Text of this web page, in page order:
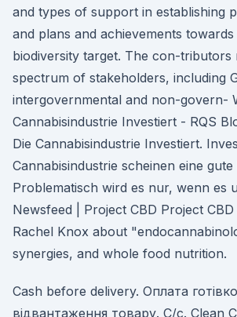
and types of support in establishing
and plans and achievements towards
biodiversity target. The con-tributors
spectrum of stakeholders, including
intergovernmental and non-govern-
Cannabisindustrie Investiert - RQS
Die Cannabisindustrie Investiert.
Cannabisindustrie scheinen eine gute
Problematisch wird es nur, wenn es
Newsfeed | Project CBD Project
Rachel Knox about
synergies, and whole food nutrition.
Cash before delivery. Оплата
відвантаження товару. С/с. Clean